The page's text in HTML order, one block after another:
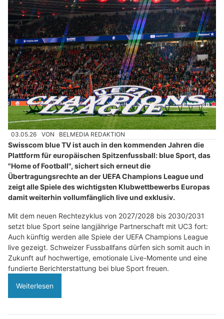
03.05.26 VON BELMEDIA REDAKTION
Swisscom blue TV ist auch in den kommenden Jahren die
Plattform für europäischen Spitzenfussball: blue Sport, das
"Home of Football", sichert sich erneut die
Übertragungsrechte an der UEFA Champions League und
zeigt alle Spiele des wichtigsten Klubwettbewerbs Europas
damit weiterhin vollumfänglich live und exklusiv.
Mit dem neuen Rechtezyklus von 2027/2028 bis 2030/2031
setzt blue Sport seine langjährige Partnerschaft mit UC3 fort:
Auch künftig werden alle Spiele der UEFA Champions League
live gezeigt. Schweizer Fussballfans dürfen sich somit auch in
Zukunft auf hochwertige, emotionale Live-Momente und eine
fundierte Berichterstattung bei blue Sport freuen.
Weiterlesen